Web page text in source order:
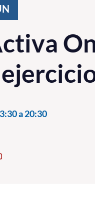
a 20:30